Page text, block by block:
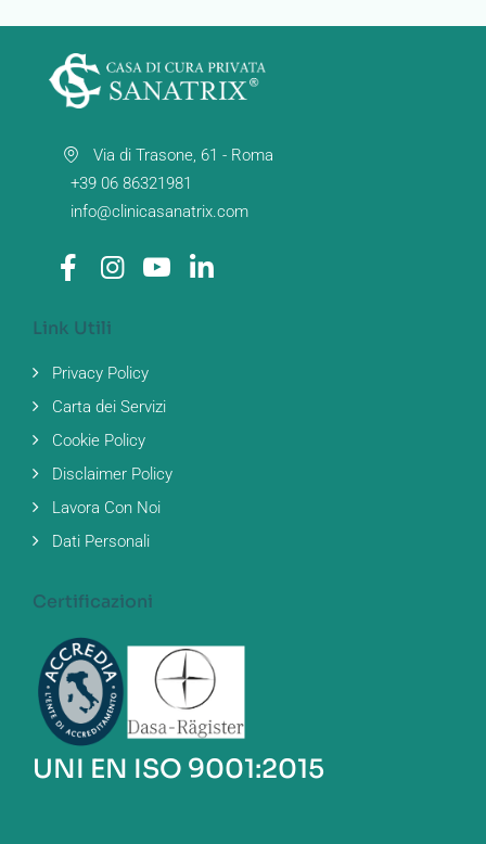
Via di Trasone, 61 - Roma
+39 06 86321981
info@clinicasanatrix.com
Link Utili
Privacy Policy
Carta dei Servizi
Cookie Policy
Disclaimer Policy
Lavora Con Noi
Dati Personali
Certificazioni
UNI EN ISO 9001:2015